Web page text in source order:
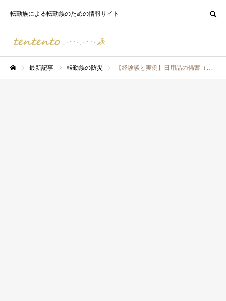
転勤族による転勤族のための情報サイト
最新記事 転勤族の防災 【経験談と実例】日用品の備蓄（ローリングストック）にはどんなアイテムが何個必要？